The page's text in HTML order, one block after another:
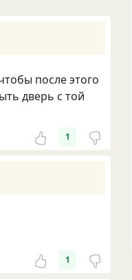
после этого
дверь с той
1
1